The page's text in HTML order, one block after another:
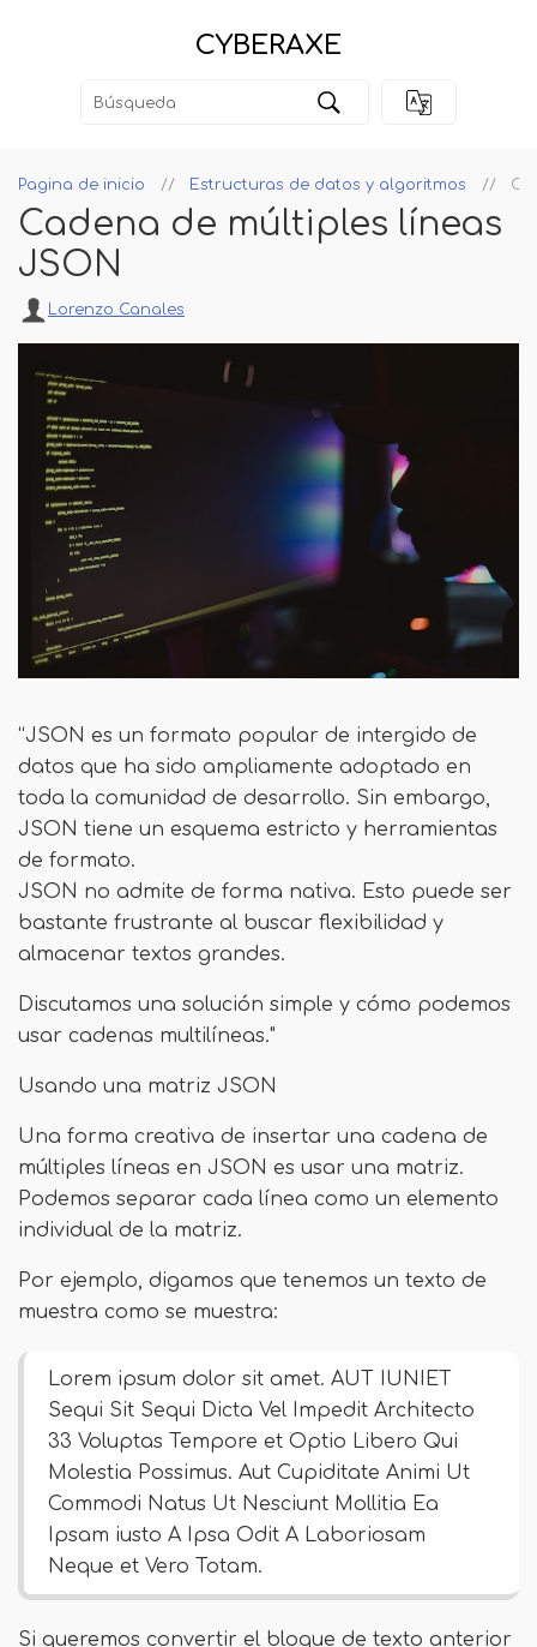
CYBERAXE
Pagina de inicio Estructuras de datos y algoritmos
Cadena de múltiples líneas
JSON
Lorenzo Canales
“JSON es un formato popular de intergido de
datos que ha sido ampliamente adoptado en
toda la comunidad de desarrollo. Sin embargo,
JSON tiene un esquema estricto y herramientas
de formato.
JSON no admite de forma nativa. Esto puede ser
bastante frustrante al buscar flexibilidad y
almacenar textos grandes.
Discutamos una solución simple y cómo podemos
usar cadenas multilíneas."
Usando una matriz JSON
Una forma creativa de insertar una cadena de
múltiples líneas en JSON es usar una matriz.
Podemos separar cada línea como un elemento
individual de la matriz.
Por ejemplo, digamos que tenemos un texto de
muestra como se muestra:
Lorem ipsum dolor sit amet. AUT IUNIET
Sequi Sit Sequi Dicta Vel Impedit Architecto
33 Voluptas Tempore et Optio Libero Qui
Molestia Possimus. Aut Cupiditate Animi Ut
Commodi Natus Ut Nesciunt Mollitia Ea
Ipsam iusto A Ipsa Odit A Laboriosam
Neque et Vero Totam.
Si queremos convertir el bloque de texto anterior